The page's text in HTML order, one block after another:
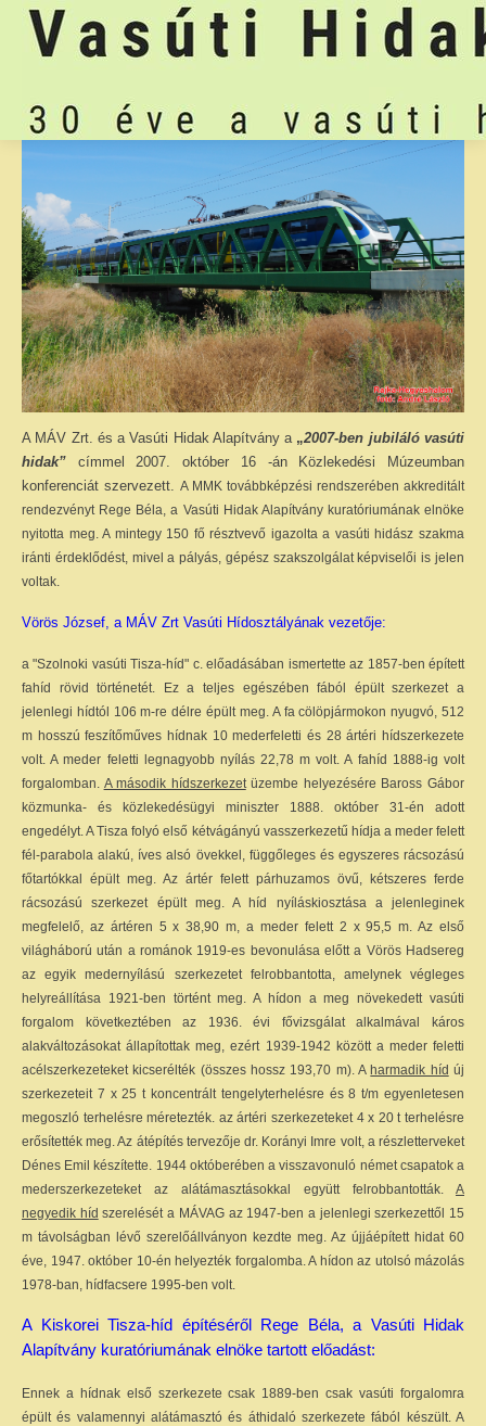
A MÁV Zrt. és a Vasúti Hidak Alapítvány a„2007-ben jubiláló vasúti
hidak”
címmel 2007. október 16 -án Közlekedési Múzeumban
konferenciát szervezett. A MMK továbbképzési rendszerében akkreditált
rendezvényt Rege Béla, a Vasúti Hidak Alapítvány kuratóriumának elnöke
nyitotta meg. A mintegy 150 fő résztvevő igazolta a vasúti hidász szakma
iránti érdeklődést, mivel a pályás, gépész szakszolgálat képviselői is jelen
voltak.
Vörös József, a MÁV Zrt Vasúti Hídosztályának vezetője:
a "Szolnoki vasúti Tisza-híd" c. előadásában ismertette az 1857-ben épített
fahíd rövid történetét. Ez a teljes egészében fából épült szerkezet a
jelenlegi hídtól 106 m-re délre épült meg. A fa cölöpjármokon nyugvó, 512
m hosszú feszítőműves hídnak 10 mederfeletti és 28 ártéri hídszerkezete
volt. A meder feletti legnagyobb nyílás 22,78 m volt. A fahíd 1888-ig volt
forgalomban. A második hídszerkezetüzembe helyezésére Baross Gábor
közmunka- és közlekedésügyi miniszter 1888. október 31-én adott
engedélyt. A Tisza folyó első kétvágányú vasszerkezetű hídja a meder felett
fél-parabola alakú, íves alsó övekkel, függőleges és egyszeres rácsozású
főtartókkal épült meg. Az ártér felett párhuzamos övű, kétszeres ferde
rácsozású szerkezet épült meg. A híd nyíláskiosztása a jelenleginek
megfelelő, az ártéren 5 x 38,90 m, a meder felett 2 x 95,5 m. Az első
világháború után a románok 1919-es bevonulása előtt a Vörös Hadsereg
az egyik medernyílású szerkezetet felrobbantotta, amelynek végleges
helyreállítása 1921-ben történt meg. A hídon a meg növekedett vasúti
forgalom következtében az 1936. évi fővizsgálat alkalmával káros
alakváltozásokat állapítottak meg, ezért 1939-1942 között a meder feletti
acélszerkezeteket kicserélték (összes hossz 193,70 m). A harmadik híd új
szerkezeteit 7 x 25 t koncentrált tengelyterhelésre és 8 t/m egyenletesen
megoszló terhelésre méretezték. az ártéri szerkezeteket 4 x 20 t terhelésre
erősítették meg. Az átépítés tervezője dr. Korányi Imre volt, a részletterveket
Dénes Emil készítette. 1944 októberében a visszavonuló német csapatok a
mederszerkezeteket az alátámasztásokkal együtt felrobbantották. A
negyedik híd szerelését a MÁVAG az 1947-ben a jelenlegi szerkezettől 15
m távolságban lévő szerelőállványon kezdte meg. Az újjáépített hidat 60
éve, 1947. október 10-én helyezték forgalomba. A hídon az utolsó mázolás
1978-ban, hídfacsere 1995-ben volt.
A Kiskorei Tisza-híd építéséről Rege Béla, a Vasúti Hidak
Alapítvány kuratóriumának elnöke tartott előadást:
Ennek a hídnak első szerkezete csak 1889-ben csak vasúti forgalomra
épült és valamennyi alátámasztó és áthidaló szerkezete fából készült. A